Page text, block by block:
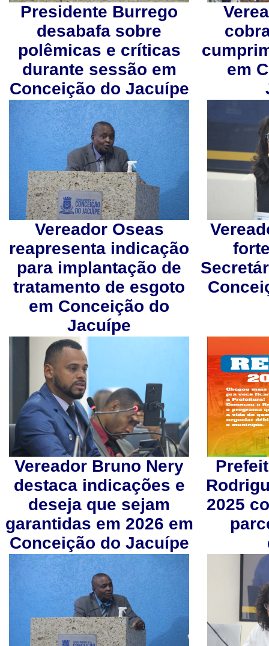
Presidente Burrego
desabafa sobre
polêmicas e críticas
durante sessão em
Conceição do Jacuípe
em
Vereador Oseas
reapresenta indicação
para implantação de
tratamento de esgoto
em Conceição do
Jacuípe
Vereador Bruno Nery
destaca indicações e
deseja que sejam
garantidas em 2026 em
Conceição do Jacuípe
2025